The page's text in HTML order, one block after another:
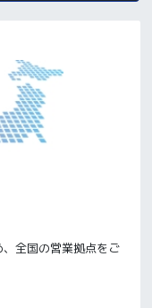
全国の営業拠点をご